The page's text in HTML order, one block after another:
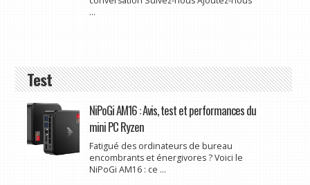
...
Test
NiPoGi AM16 : Avis, test et performances du
mini PC Ryzen
Fatigué des ordinateurs de bureau
encombrants et énergivores ? Voici le
NiPoGi AM16 : ce ...